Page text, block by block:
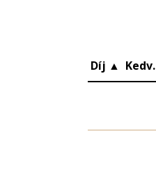
Díj ▲ Kedv.